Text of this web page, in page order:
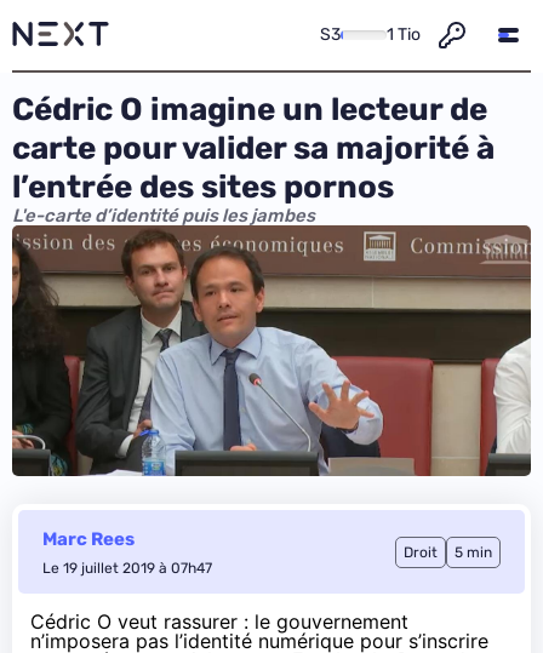
S3 1 Tio
Cédric O imagine un lecteur de
carte pour valider sa majorité à
l’entrée des sites pornos
L'e-carte d’identité puis les jambes
Marc Rees
Le 19 juillet 2019 à 07h47
Droit 5 min
Cédric O veut rassurer : le gouvernement
n’imposera pas l’identité numérique pour s’inscrire